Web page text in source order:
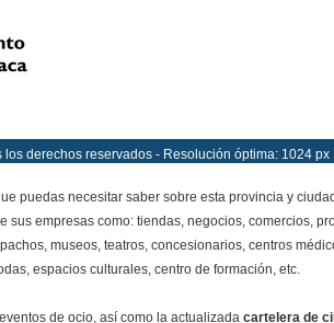
derechos reservados - Resolución óptima: 1024 px
puedas necesitar saber sobre esta provincia y
empresas como: tiendas, negocios, comercios,
museos, teatros, concesionarios, centros
espacios culturales, centro de formación, etc.
de ocio, así como la actualizada cartelera de